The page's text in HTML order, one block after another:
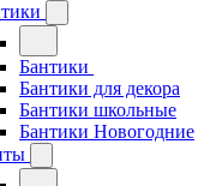
Бантики
Бантики для декора
Бантики школьные
Бантики Новогодние